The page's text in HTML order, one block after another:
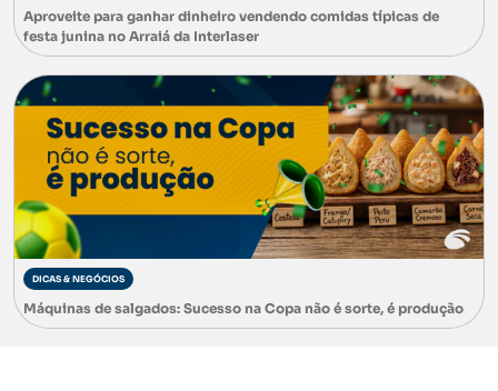
Aproveite para ganhar dinheiro vendendo comidas típicas de
festa junina no Arraiá da Interlaser
DICAS & NEGÓCIOS
Máquinas de salgados: Sucesso na Copa não é sorte, é produção